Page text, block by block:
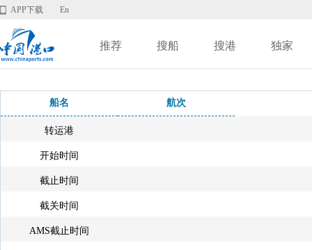
APP下载 En
推荐 搜船 搜港 独家
船名 航次
转运港
开始时间
截止时间
截关时间
AMS截止时间